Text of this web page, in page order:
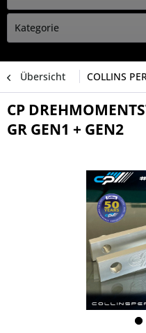
Übersicht COLLINS
CP
GR GEN1 + GEN2